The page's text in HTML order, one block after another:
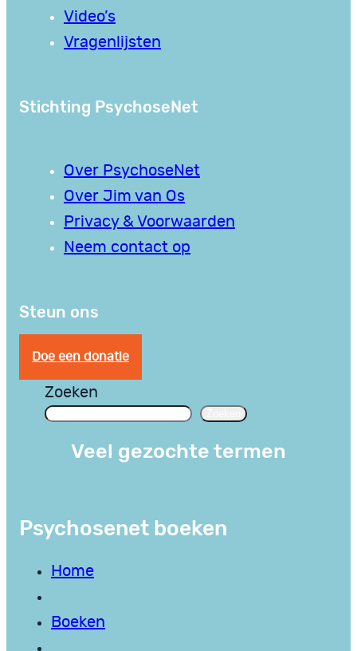
Video’s
Vragenlijsten
Stichting PsychoseNet
Over PsychoseNet
Over Jim van Os
Privacy & Voorwaarden
Neem contact op
Steun ons
Doe een donatie
Zoeken
Veel gezochte termen
Psychosenet boeken
Home
Boeken